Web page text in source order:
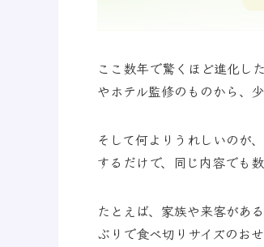
ここ数年で驚くほど進化し
やホテル監修のものから、
そして何よりうれしいのが、
するだけで、同じ内容でも
たとえば、家族や来客があ
ぶりで食べ切りサイズのお